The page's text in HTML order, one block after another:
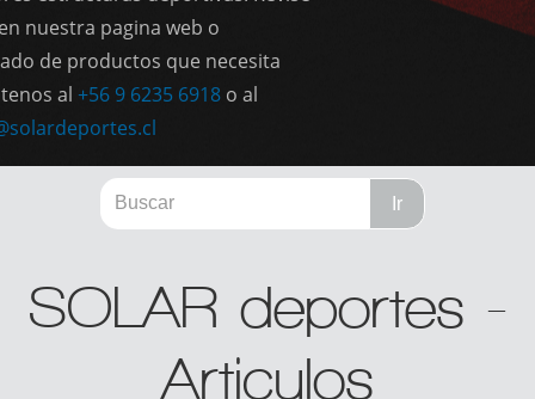
SOLAR deportes -
Articulos
Deportivos